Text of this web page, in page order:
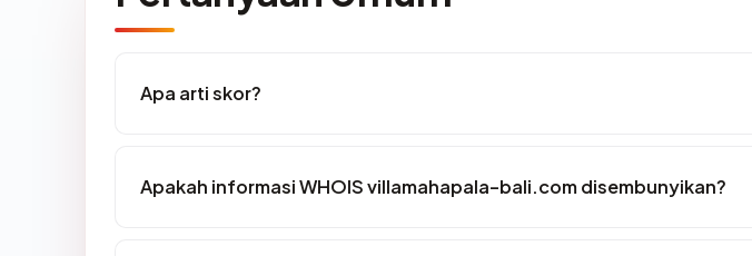
Apa arti skor?
Apakah informasi WHOIS villamahapala-bali.com disembunyikan?